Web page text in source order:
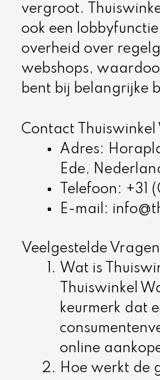
vergroot.
ook een
overheid over
webshops,
bent bij belangrijke
Contact
Adres:
Ede,
Telefoon: +31
E-mail:
Veelgestelde Vragen
Wat is
Thuiswinkel
keurmerk dat
online
Hoe werkt de